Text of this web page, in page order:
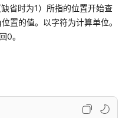
省时为1）所指的位置开始查
置的值。以字符为计算单位。
0。